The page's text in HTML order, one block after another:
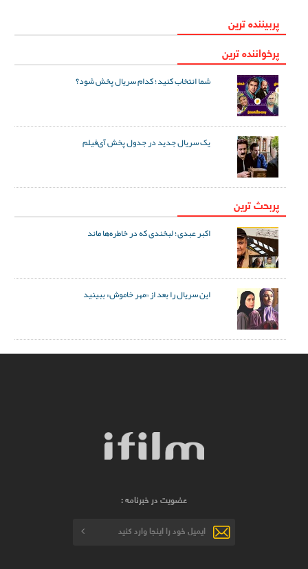
پربیننده ترین
پرخواننده ترین
شما انتخاب کنید؛ کدام سریال پخش شود؟
یک سریال جدید در جدول پخش آی‌فیلم
پربحث ترین
اکبر عبدی؛ لبخندی که در خاطره‌ها ماند
این سریال را بعد از «مهر خاموش» ببینید
عضویت در خبرنامه :